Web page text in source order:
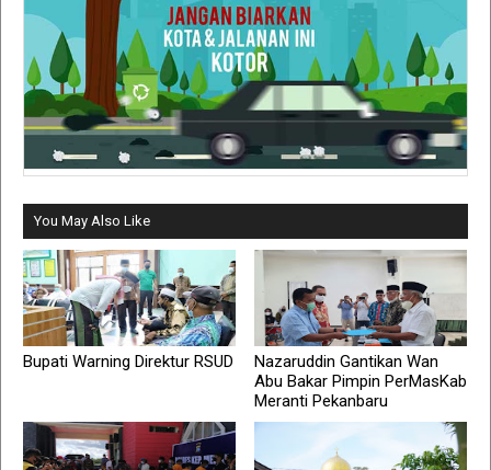
You May Also Like
Bupati Warning Direktur RSUD
Nazaruddin Gantikan Wan
Abu Bakar Pimpin PerMasKab
Meranti Pekanbaru